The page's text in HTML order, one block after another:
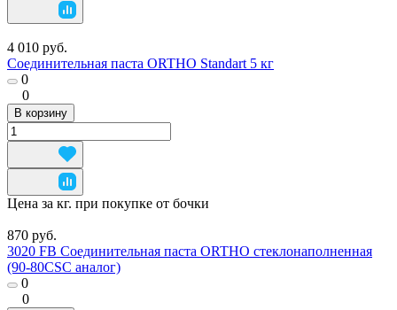
4 010 руб.
Соединительная паста ORTHO Standart 5 кг
0
0
В корзину
Цена за кг. при покупке от бочки
870 руб.
3020 FB Соединительная паста ORTHO стеклонаполненная
(90-80CSC аналог)
0
0